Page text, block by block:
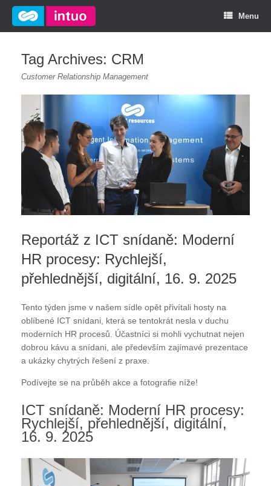
Menu
Tag Archives: CRM
Customer Relationship Management
Reportáž z ICT snídaně: Moderní
HR procesy: Rychlejší,
přehlednější, digitální, 16. 9. 2025
Tento týden jsme v našem sídle opět přivítali hosty na
oblíbené ICT snídani, která se tentokrát nesla v duchu
moderních HR procesů. Účastníci si mohli vychutnat nejen
dobrou kávu a snídani, ale především zajímavé prezentace
a ukázky chytrých řešení z praxe.
Podívejte se na průběh akce a fotografie níže!
ICT snídaně: Moderní HR procesy:
Rychlejší, přehlednější, digitální,
16. 9. 2025